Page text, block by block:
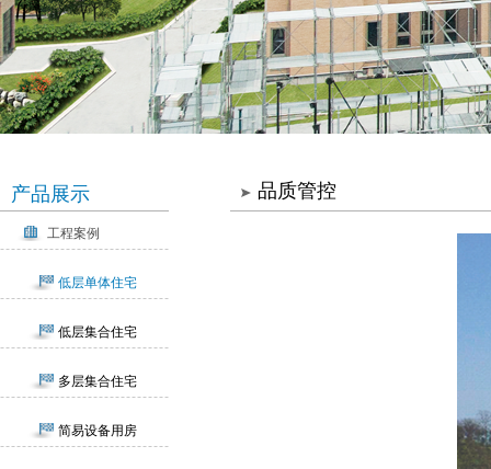
产品展示
工程案例
低层单体住宅
低层集合住宅
多层集合住宅
简易设备用房
品质管控